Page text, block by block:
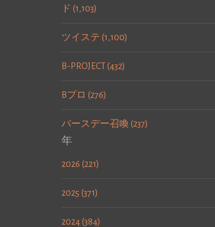
ド (1,103)
ツイステ (1,100)
B-PROJECT (432)
Bプロ (276)
バースデー召喚 (237)
年
2026 (221)
2025 (371)
2024 (384)